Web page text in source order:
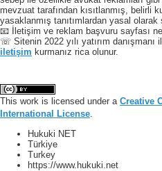
mevzuat tarafından kısıtlanmış, belirli
yasaklanmış tanıtımlardan yasal olarak
📧 İletişim ve reklam başvuru sayfası
☏ Sitenin 2022 yılı yatırım danışmanı
iletişim kurmanız rica olunur.
This work is licensed under a Creative
International License
Hukuki NET
Türkiye
Turkey
https://www.hukuki.net